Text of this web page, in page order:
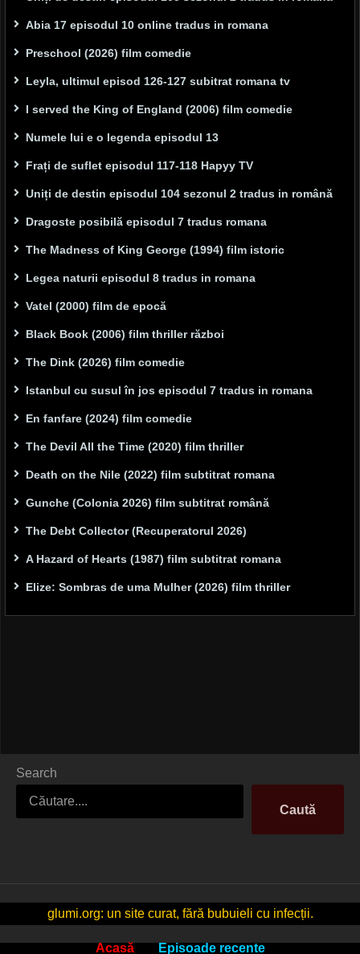
Abia 17 episodul 10 online tradus in romana
Preschool (2026) film comedie
Leyla, ultimul episod 126-127 subitrat romana tv
I served the King of England (2006) film comedie
Numele lui e o legenda episodul 13
Frați de suflet episodul 117-118 Hapyy TV
Uniți de destin episodul 104 sezonul 2 tradus in română
Dragoste posibilă episodul 7 tradus romana
The Madness of King George (1994) film istoric
Legea naturii episodul 8 tradus in romana
Vatel (2000) film de epocă
Black Book (2006) film thriller război
The Dink (2026) film comedie
Istanbul cu susul în jos episodul 7 tradus in romana
En fanfare (2024) film comedie
The Devil All the Time (2020) film thriller
Death on the Nile (2022) film subtitrat romana
Gunche (Colonia 2026) film subtitrat română
The Debt Collector (Recuperatorul 2026)
A Hazard of Hearts (1987) film subtitrat romana
Elize: Sombras de uma Mulher (2026) film thriller
Search
Caută
glumi.org: un site curat, fără bubuieli cu infecții.
Acasă Episoade recente